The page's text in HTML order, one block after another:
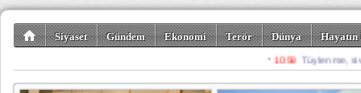
Siyaset Gündem Ekonomi Terör Dünya
Spor Misafir